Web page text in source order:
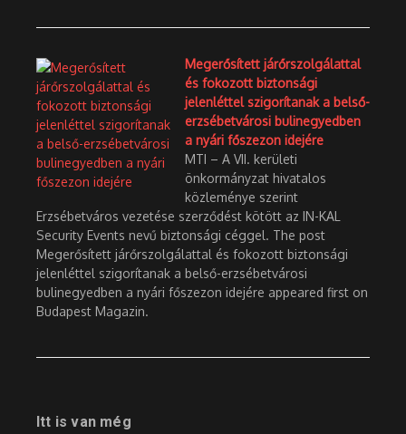
Megerősített járőrszolgálattal
és fokozott biztonsági
jelenléttel szigorítanak a belső-
erzsébetvárosi bulinegyedben
a nyári főszezon idejére
MTI – A VII. kerületi
önkormányzat hivatalos
közleménye szerint
Erzsébetváros vezetése szerződést kötött az IN-KAL
Security Events nevű biztonsági céggel. The post
Megerősített járőrszolgálattal és fokozott biztonsági
jelenléttel szigorítanak a belső-erzsébetvárosi
bulinegyedben a nyári főszezon idejére appeared first on
Budapest Magazin.
Itt is van még